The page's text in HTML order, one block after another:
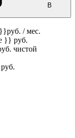
В
}}руб. / мес.
}} руб.
чистой
руб.